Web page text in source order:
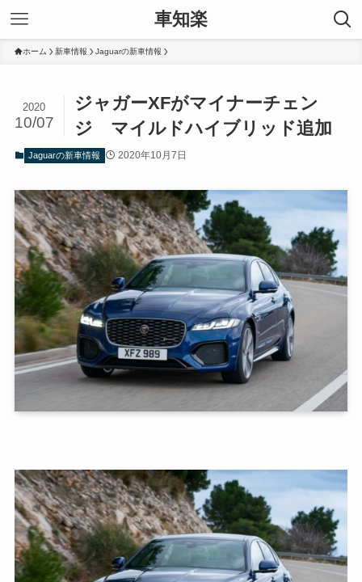
車知楽
ホーム 新車情報 Jaguarの新車情報
ジャガーXFがマイナーチェン
ジ マイルドハイブリッド追加
2020
10/07
Jaguarの新車情報 2020年10月7日